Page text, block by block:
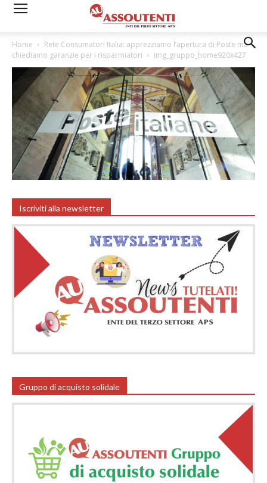
Home
Rete Consumatori Italia: apprezziamo l’apertura di Poste ma
chiediamo garanzie per i risparmiatori
img_gruppo_home920x427
Iscriviti alla newsletter
Gruppo di acquisto solidale